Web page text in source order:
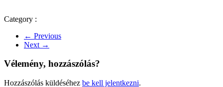
Category :
← Previous
Next →
Vélemény, hozzászólás?
Hozzászólás küldéséhez be kell jelentkezni.